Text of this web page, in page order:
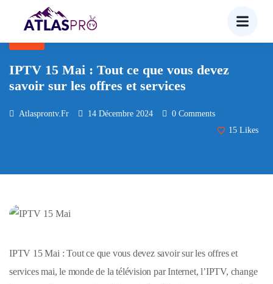
IPTV 15 Mai : Tout ce que vous devez
savoir sur les offres et services
Atlasprontv.fr 14 Décembre 2024
0 Comments
15 Likes
IPTV 15 Mai : Tout ce que vous devez savoir sur les offres et
services mai, le monde de la télévision par Internet, l’IPTV, change